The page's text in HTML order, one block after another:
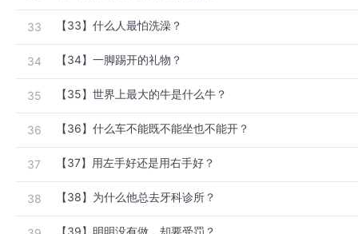
33 【33】什么人最怕洗澡？
34 【34】一脚踢开的礼物？
35 【35】世界上最大的牛是什么牛？
36 【36】什么车不能既不能坐也不能开？
37 【37】用左手好还是用右手好？
38 【38】为什么他总去牙科诊所？
【39】明明没有做，却要受罚？